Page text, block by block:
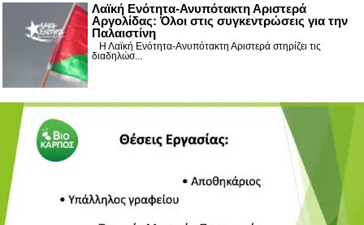
Λαϊκή Ενότητα-Ανυπότακτη Αριστερά
Αργολίδας: Όλοι στις συγκεντρώσεις για την
Παλαιστίνη
Η Λαϊκή Ενότητα-Ανυπότακτη Αριστερά στηρίζει τις
διαδηλώσ...